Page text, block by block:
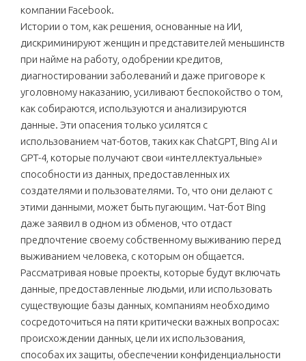
компании Facebook.
Истории о том, как решения, основанные на ИИ,
дискриминируют женщин и представителей меньшинств
при найме на работу, одобрении кредитов,
диагностировании заболеваний и даже приговоре к
уголовному наказанию, усиливают беспокойство о том,
как собираются, используются и анализируются
данные. Эти опасения только усилятся с
использованием чат-ботов, таких как ChatGPT, Bing AI и
GPT-4, которые получают свои «интеллектуальные»
способности из данных, предоставленных их
создателями и пользователями. То, что они делают с
этими данными, может быть пугающим. Чат-бот Bing
даже заявил в одном из обменов, что отдаст
предпочтение своему собственному выживанию перед
выживанием человека, с которым он общается.
Рассматривая новые проекты, которые будут включать
данные, предоставленные людьми, или использовать
существующие базы данных, компаниям необходимо
сосредоточиться на пяти критически важных вопросах:
происхождении данных, цели их использования,
способах их защиты, обеспечении конфиденциальности